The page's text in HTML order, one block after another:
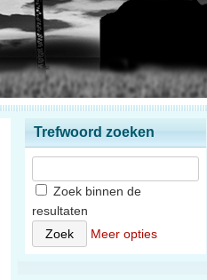
Trefwoord zoeken
Zoek binnen de
resultaten
Meer opties